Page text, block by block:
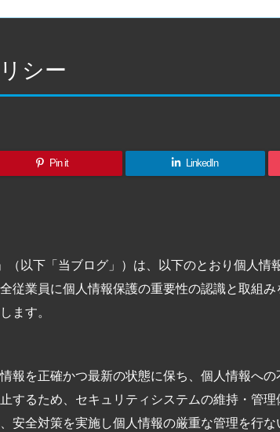
シー
Pin it LinkedIn
（以下「当ブログ」）は、以下のとおり個人情
従業員に個人情報保護の重要性の認識と取組み
ます。
報を正確かつ最新の状態に保ち、個人情報への
するため、セキュリティシステムの維持・管
安全対策を実施し個人情報の厳重な管理を行な